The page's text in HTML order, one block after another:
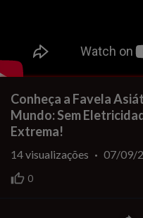
Conheça a Favela
Mundo: Sem
Extrema!
0
14visualizações · 07/09/